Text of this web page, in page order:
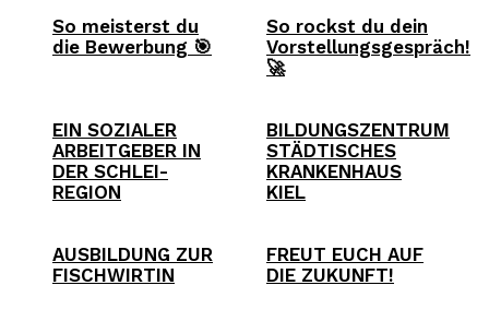
So meisterst du
die Bewerbung 🎯
So rockst du dein
Vorstellungsgespräch!
🚀
EIN SOZIALER
ARBEITGEBER IN
DER SCHLEI-
REGION
BILDUNGSZENTRUM
STÄDTISCHES
KRANKENHAUS
KIEL
AUSBILDUNG ZUR
FISCHWIRTIN
FREUT EUCH AUF
DIE ZUKUNFT!